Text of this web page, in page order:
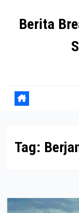
Berita
Tag: